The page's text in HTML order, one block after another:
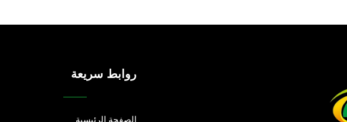
روابط سريعة
الصفحة الرئيسية